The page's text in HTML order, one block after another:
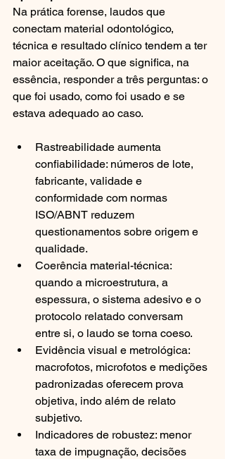
Na prática forense, laudos que
conectam material odontológico,
técnica e resultado clínico tendem a ter
maior aceitação. O que significa, na
essência, responder a três perguntas: o
que foi usado, como foi usado e se
estava adequado ao caso.
Rastreabilidade aumenta
confiabilidade: números de lote,
fabricante, validade e
conformidade com normas
ISO/ABNT reduzem
questionamentos sobre origem e
qualidade.
Coerência material-técnica:
quando a microestrutura, a
espessura, o sistema adesivo e o
protocolo relatado conversam
entre si, o laudo se torna coeso.
Evidência visual e metrológica:
macrofotos, microfotos e medições
padronizadas oferecem prova
objetiva, indo além de relato
subjetivo.
Indicadores de robustez: menor
taxa de impugnação, decisões